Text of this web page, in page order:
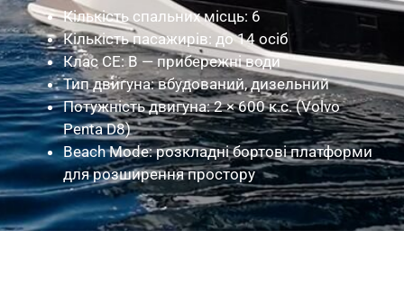
Кількість спальних місць: 6
Кількість пасажирів: до 14 осіб
Клас CE: B — прибережні води
Тип двигуна: вбудований, дизельний
Потужність двигуна: 2 × 600 к.с. (Volvo
Penta D8)
Beach Mode: розкладні бортові платформи
для розширення простору